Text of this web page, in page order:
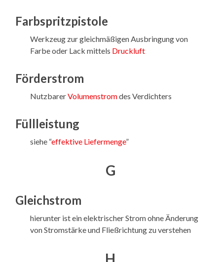
Farbspritzpistole
Werkzeug zur gleichmäßigen Ausbringung von
Farbe oder Lack mittels Druckluft
Förderstrom
NutzbarerVolumenstromdes Verdichters
Füllleistung
siehe “effektive Liefermenge”
G
Gleichstrom
hierunter ist ein elektrischer Strom ohne Änderung
von Stromstärke und Fließrichtung zu verstehen
H